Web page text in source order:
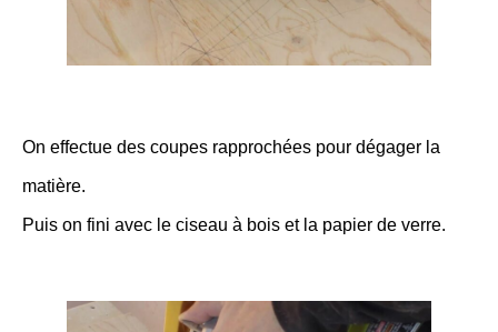
On effectue des coupes rapprochées pour dégager la
matière.
Puis on fini avec le ciseau à bois et la papier de verre.